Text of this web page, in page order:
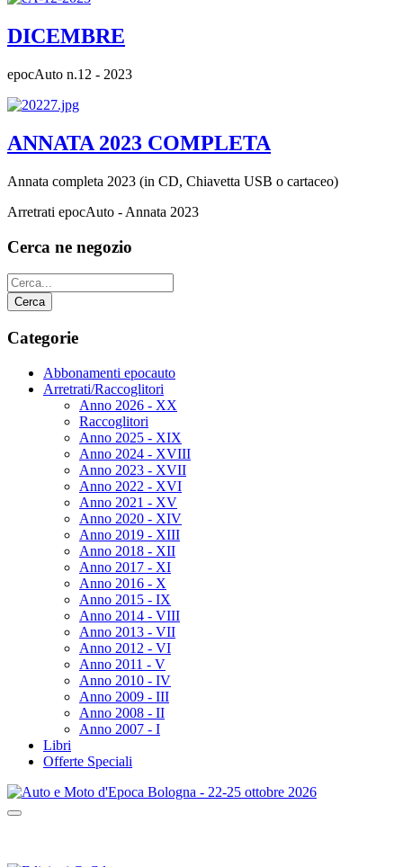
DICEMBRE
epocAuto n.12 - 2023
ANNATA 2023 COMPLETA
Annata completa 2023 (in CD, Chiavetta USB o cartaceo)
Arretrati epocAuto - Annata 2023
Cerca ne negozio
Categorie
Abbonamenti epocauto
Arretrati/Raccoglitori
Anno 2026 - XX
Raccoglitori
Anno 2025 - XIX
Anno 2024 - XVIII
Anno 2023 - XVII
Anno 2022 - XVI
Anno 2021 - XV
Anno 2020 - XIV
Anno 2019 - XIII
Anno 2018 - XII
Anno 2017 - XI
Anno 2016 - X
Anno 2015 - IX
Anno 2014 - VIII
Anno 2013 - VII
Anno 2012 - VI
Anno 2011 - V
Anno 2010 - IV
Anno 2009 - III
Anno 2008 - II
Anno 2007 - I
Libri
Offerte Speciali